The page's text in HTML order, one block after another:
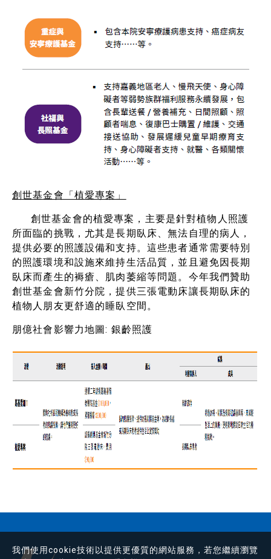
創世基金會「植愛專案」
創世基金會的植愛專案，主要是針對植物人照護
所面臨的挑戰，尤其是長期臥床、無法自理的病人，
提供必要的照護設備和支持。這些患者通常需要特別
的照護環境和設施來維持生活品質，並且避免因長期
臥床而產生的褥瘡、肌肉萎縮等問題。今年我們贊助
創世基金會新竹分院，提供三張電動床讓長期臥床的
植物人朋友更舒適的睡臥空間。
朋億社會影響力地圖: 銀齡照護
我們使用cookie技術以提供更優質的網站服務，若您繼續瀏覽